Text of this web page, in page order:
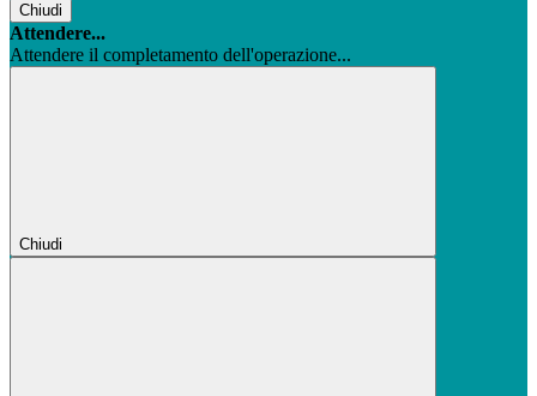
Chiudi
Attendere...
Attendere il completamento dell'operazione...
Chiudi